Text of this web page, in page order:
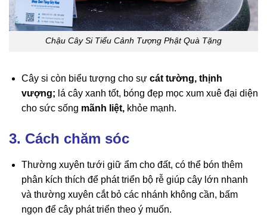
Chậu Cây Si Tiểu Cảnh Tượng Phật Quà Tặng
Cây si còn biểu tượng cho sựcát tường, thịnh
vượng; lá cây xanh tốt, bóng đẹp mọc xum xuê đại diện
cho sức sống mãnh liệt, khỏe mạnh.
3. Cách chăm sóc
Thường xuyên tưới giữ ẩm cho đất, có thể bón thêm
phân kích thích để phát triển bộ rễ giúp cây lớn nhanh
và thường xuyên cắt bỏ các nhánh không cần, bấm
ngọn để cây phát triển theo ý muốn.